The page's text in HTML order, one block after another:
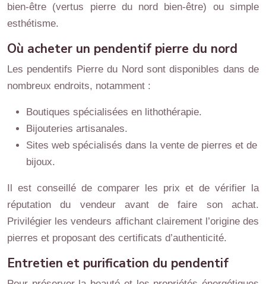
bien-être (vertus pierre du nord bien-être) ou simple
esthétisme.
Où acheter un pendentif pierre du nord
Les pendentifs Pierre du Nord sont disponibles dans de
nombreux endroits, notamment :
Boutiques spécialisées en lithothérapie.
Bijouteries artisanales.
Sites web spécialisés dans la vente de pierres et de
bijoux.
Il est conseillé de comparer les prix et de vérifier la
réputation du vendeur avant de faire son achat.
Privilégier les vendeurs affichant clairement l’origine des
pierres et proposant des certificats d’authenticité.
Entretien et purification du pendentif